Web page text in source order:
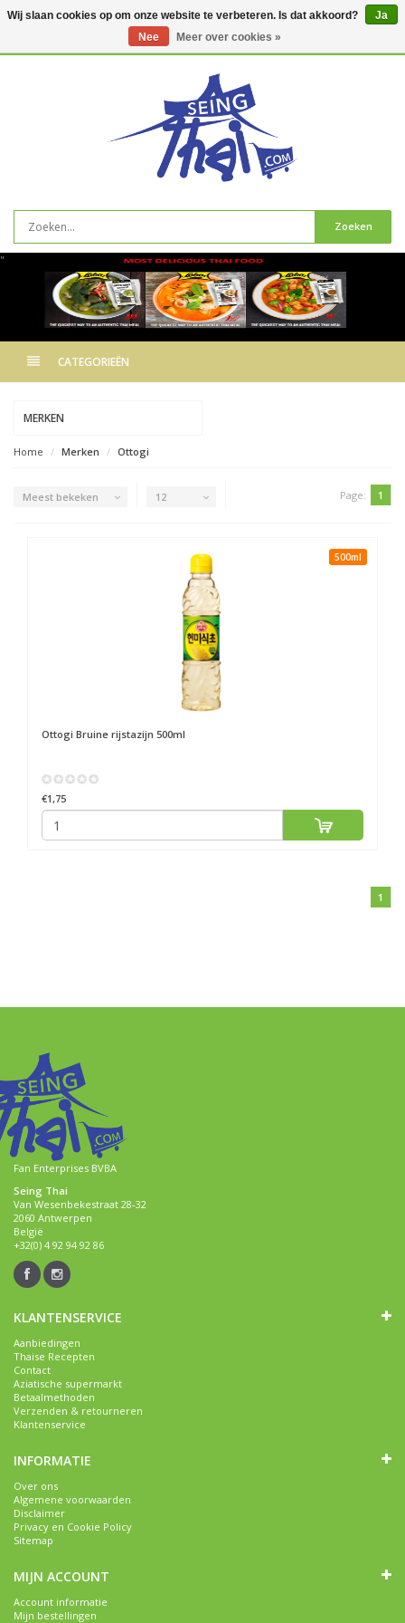
Zoeken
"
CATEGORIEËN
MERKEN
Home Merken Ottogi
Meest bekeken 12 Page: 1
500ml
Ottogi Bruine rijstazijn 500ml
€1,75
1
Fan Enterprises BVBA
Seing Thai
Van Wesenbekestraat 28-32
2060 Antwerpen
België
+32(0) 4 92 94 92 86
KLANTENSERVICE
Aanbiedingen
Thaise Recepten
Contact
Aziatische supermarkt
Betaalmethoden
Verzenden & retourneren
Klantenservice
INFORMATIE
Over ons
Algemene voorwaarden
Disclaimer
Privacy en Cookie Policy
Sitemap
MIJN ACCOUNT
Account informatie
Mijn bestellingen
Wij slaan cookies op om onze website te verbeteren. Is dat akkoord?
Ja
Nee
Meer over cookies »